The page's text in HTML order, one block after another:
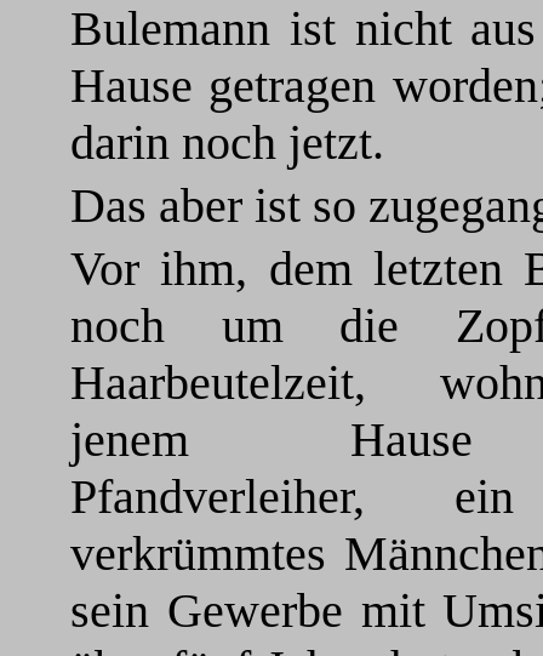
Bulemann ist nicht
Hause getragen
darin noch jetzt.
Das aber ist so
Vor ihm, dem letzten
noch um die
Haarbeutelzeit,
jenem
Pfandverleiher,
verkrümmtes
sein Gewerbe mit